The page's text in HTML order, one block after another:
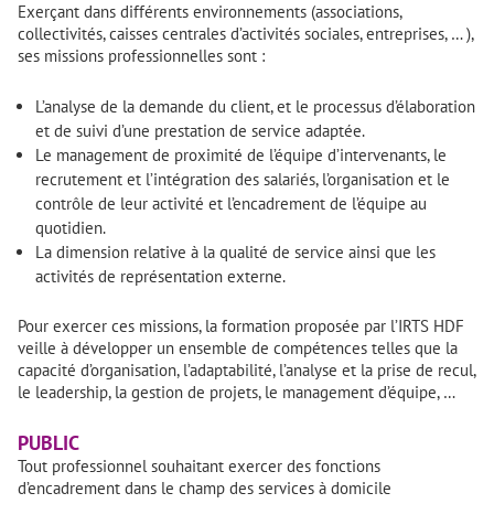
Exerçant dans différents environnements (associations,
collectivités, caisses centrales d’activités sociales, entreprises, … ),
ses missions professionnelles sont :
L’analyse de la demande du client, et le processus d’élaboration
et de suivi d’une prestation de service adaptée.
Le management de proximité de l’équipe d’intervenants, le
recrutement et l’intégration des salariés, l’organisation et le
contrôle de leur activité et l’encadrement de l’équipe au
quotidien.
La dimension relative à la qualité de service ainsi que les
activités de représentation externe.
Pour exercer ces missions, la formation proposée par l’IRTS HDF
veille à développer un ensemble de compétences telles que la
capacité d’organisation, l’adaptabilité, l’analyse et la prise de recul,
le leadership, la gestion de projets, le management d’équipe, …
PUBLIC
Tout professionnel souhaitant exercer des fonctions
d’encadrement dans le champ des services à domicile